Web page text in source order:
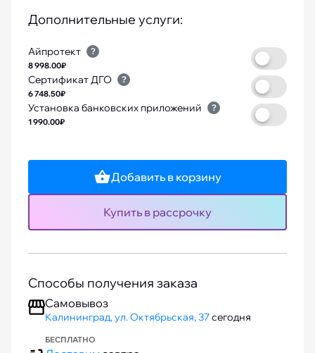
Дополнительные услуги:
Айпротект ?
8 998.00₽
Сертификат ДГО ?
6 748.50₽
Установка банковских приложений ?
1 990.00₽
Добавить в корзину
Купить в рассрочку
Способы получения заказа
Самовывоз
Калининград, ул. Октябрьская, 37сегодня
БЕСПЛАТНО